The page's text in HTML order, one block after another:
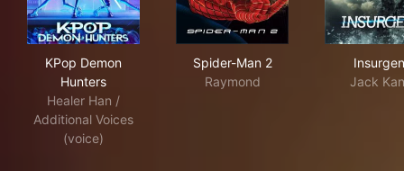
KPop Demon
Hunters
Healer Han /
Additional Voices
(voice)
Spider-Man 2
Raymond
Jack